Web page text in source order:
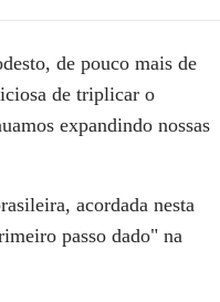
de pouco mais de
de triplicar o
expandindo nossas
acordada nesta
passo dado" na